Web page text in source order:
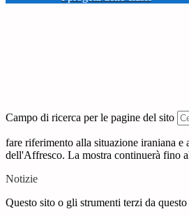
Campo di ricerca per le pagine del sito
fare riferimento alla situazione iraniana
dell'Affresco. La mostra continuerà fino
Notizie
Questo sito o gli strumenti terzi da